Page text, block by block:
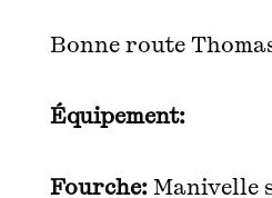
Bonne route
Équipement:
Fourche:Manivelle